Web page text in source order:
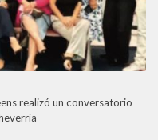
realizó un conversatorio